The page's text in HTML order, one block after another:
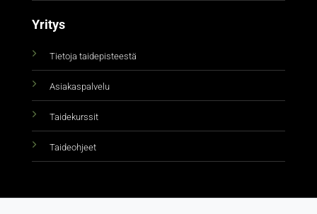
Yritys
Tietoja taidepisteestä
Asiakaspalvelu
Taidekurssit
Taideohjeet